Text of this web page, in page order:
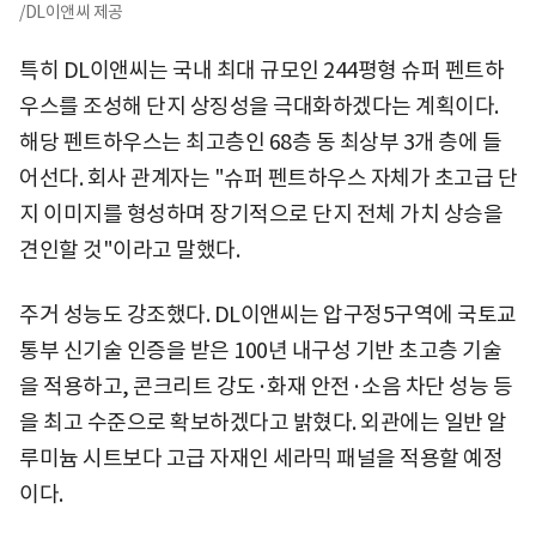
/DL이앤씨 제공
특히 DL이앤씨는 국내 최대 규모인 244평형 슈퍼 펜트하
우스를 조성해 단지 상징성을 극대화하겠다는 계획이다.
해당 펜트하우스는 최고층인 68층 동 최상부 3개 층에 들
어선다. 회사 관계자는 "슈퍼 펜트하우스 자체가 초고급 단
지 이미지를 형성하며 장기적으로 단지 전체 가치 상승을
견인할 것"이라고 말했다.
주거 성능도 강조했다. DL이앤씨는 압구정5구역에 국토교
통부 신기술 인증을 받은 100년 내구성 기반 초고층 기술
을 적용하고, 콘크리트 강도·화재 안전·소음 차단 성능 등
을 최고 수준으로 확보하겠다고 밝혔다. 외관에는 일반 알
루미늄 시트보다 고급 자재인 세라믹 패널을 적용할 예정
이다.